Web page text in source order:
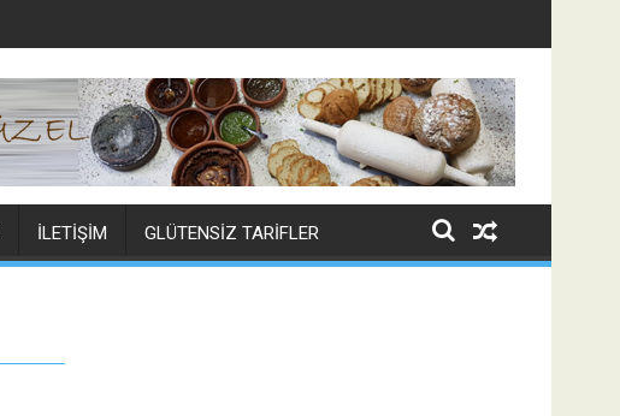
İLETIŞIM GLÜTENSIZ TARIFLER